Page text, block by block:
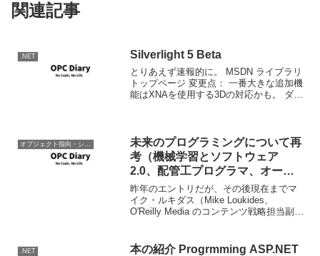
関連記事
.NET Silverlight 5 Beta
とりあえず速報的に。 MSDN ライブラリ
トップページ 変更点： 一番大きな追加機
能はXNAを使用する3Dの対応かも。 ダウ
オブジェクト指向・システム開発
未来のプログラミングについて再
考（機械学習とソフトウェア
2.0、配管工プログラマ、オープ
ンソースでは十分でない？） –
YAMDAS現更新履歴
昨年のエントリだが、その後現在までマ
イク・ルキダス（Mike Loukides、
O'Reilly Media のコンテンツ戦略担当副社
そしてそれに対応するニュースや問題...
.NET
本の紹介 Progrmming ASP.NET